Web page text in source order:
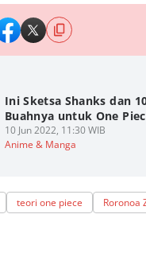
Ini Sketsa Shanks dan
Buahnya untuk One
10 Jun 2022, 11:30 WIB
Anime & Manga
teori one piece
Roronoa